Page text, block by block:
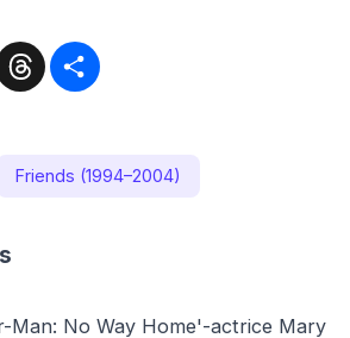
Threads
Friends (1994–2004)
Man: No Way Home'-actrice Mary